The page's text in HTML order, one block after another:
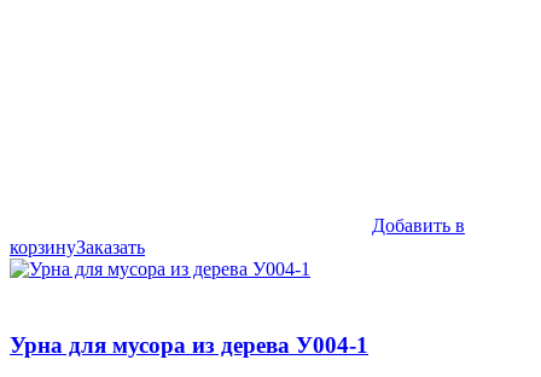
Добавить в
корзинуЗаказать
Урна для мусора из дерева У004-1